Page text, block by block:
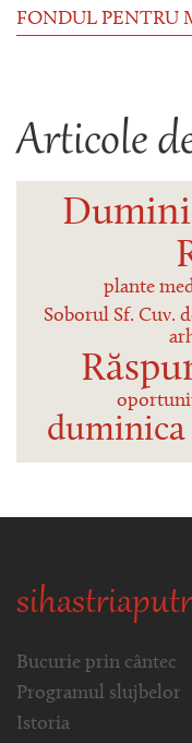
FONDUL PENTRU
Articole
plante
Soborul Sf. Cuv.
duminica
Bucurie prin cântec
Programul slujbelor
Istoria